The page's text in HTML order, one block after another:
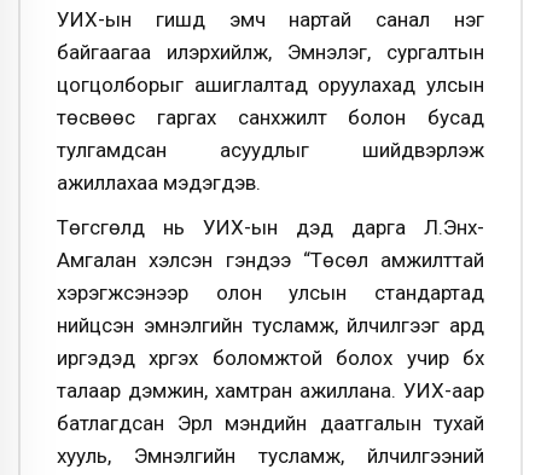
УИХ-ын гишүүд эмч нартай санал нэг
байгаагаа илэрхийлж, Эмнэлэг, сургалтын
цогцолборыг ашиглалтад оруулахад улсын
төсвөөс гаргах санхүүжилт болон бусад
тулгамдсан асуудлыг шийдвэрлэж
ажиллахаа мэдэгдэв.
Төгсгөлд нь УИХ-ын дэд дарга Л.Энх-
Амгалан хэлсэн үгэндээ “Төсөл амжилттай
хэрэгжсэнээр олон улсын стандартад
нийцсэн эмнэлгийн тусламж, үйлчилгээг ард
иргэдэд хүргэх боломжтой болох учир бүх
талаар дэмжин, хамтран ажиллана. УИХ-аар
батлагдсан Эрүүл мэндийн даатгалын тухай
хууль, Эмнэлгийн тусламж, үйлчилгээний